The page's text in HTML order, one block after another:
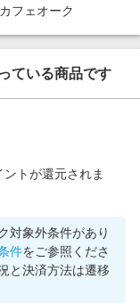
フェオーク
ている商品です
トが還元されま
対象外条件があり
件をご参照くださ
と決済方法は遷移